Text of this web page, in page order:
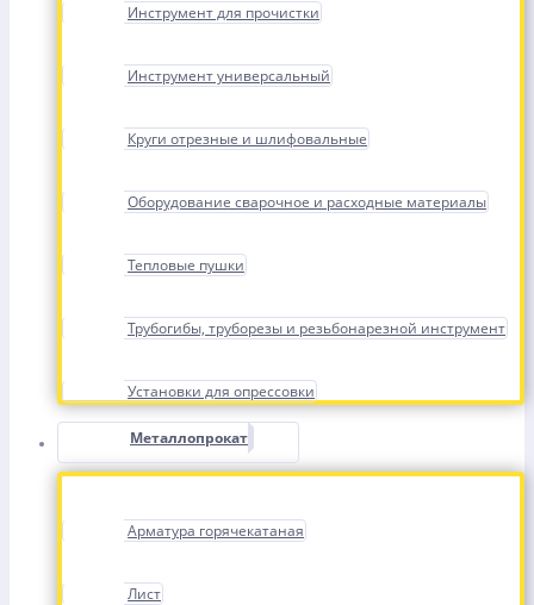
Инструмент для прочистки
Инструмент универсальный
Круги отрезные и шлифовальные
Оборудование сварочное и расходные материалы
Тепловые пушки
Трубогибы, труборезы и резьбонарезной инструмент
Установки для опрессовки
Металлопрокат
Арматура горячекатаная
Лист